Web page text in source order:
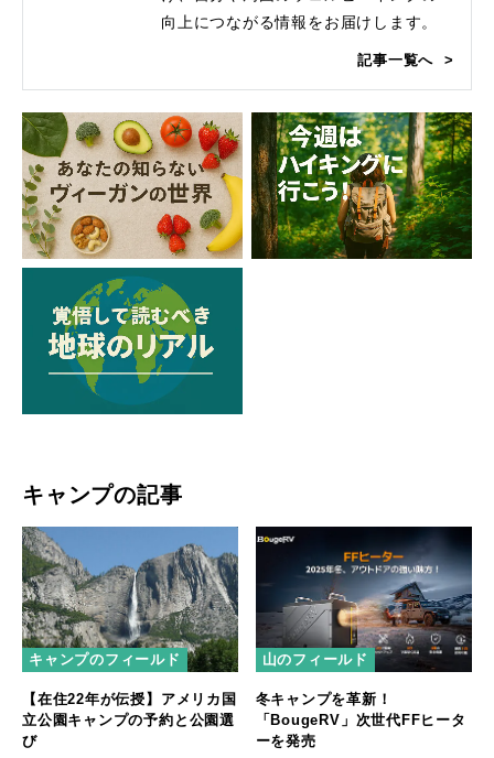
向上につながる情報をお届けします。
記事一覧へ
キャンプの記事
キャンプのフィールド
【在住22年が伝授】アメリカ国
立公園キャンプの予約と公園選
び
山のフィールド
冬キャンプを革新！
「BougeRV」次世代FFヒータ
ーを発売